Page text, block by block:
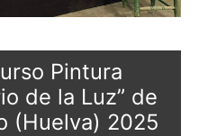
Pintura
de la Luz” de
(Huelva) 2025